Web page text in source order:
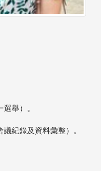
舉）。
紀錄及資料彙整）。